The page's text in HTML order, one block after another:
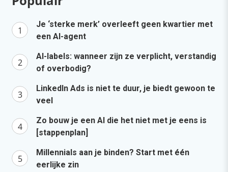
Je ‘sterke merk’ overleeft geen kwartier met
een AI-agent
AI-labels: wanneer zijn ze verplicht, verstandig
of overbodig?
LinkedIn Ads is niet te duur, je biedt gewoon te
veel
Zo bouw je een AI die het niet met je eens is
[stappenplan]
Millennials aan je binden? Start met één
eerlijke zin